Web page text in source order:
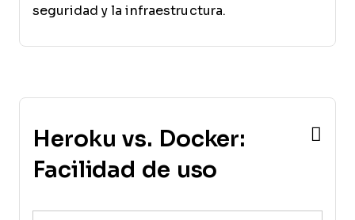
seguridad y la infraestructura.
Heroku vs. Docker:
Facilidad de uso